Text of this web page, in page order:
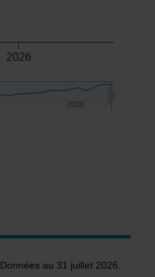
2026
2026
2026
Données au 31 juillet 2026.